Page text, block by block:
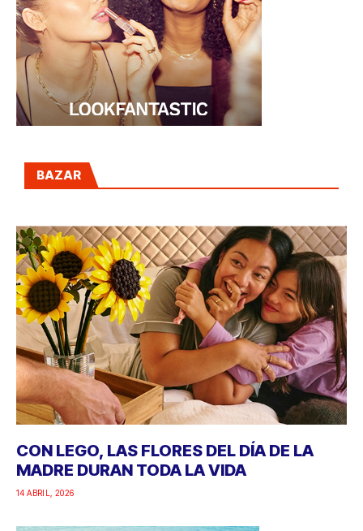
BAZAR
CON LEGO, LAS FLORES DEL DÍA DE LA
MADRE DURAN TODA LA VIDA
14 ABRIL, 2026